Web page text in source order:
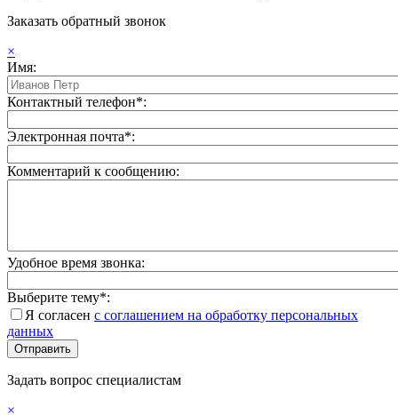
Заказать обратный звонок
×
Имя:
Контактный телефон*:
Электронная почта*:
Комментарий к сообщению:
Удобное время звонка:
Выберите тему*:
Я согласен с соглашением на обработку персональных
данных
Задать вопрос специалистам
×